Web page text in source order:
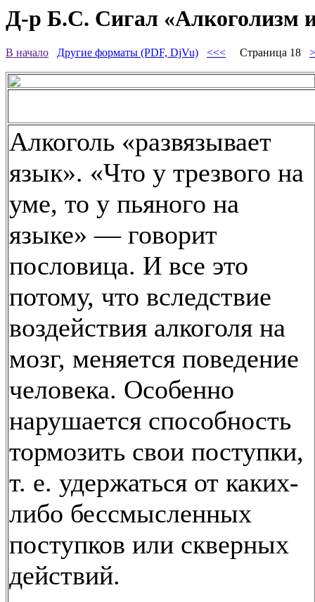
Д-р Б.С. Сигал «Алкоголизм
В начало Другие форматы (PDF, DjVu) <<< Страница 18
Алкоголь «развязывает
язык». «Что у трезвого на
уме, то у пьяного на
языке» — говорит
пословица. И все это
потому, что вследствие
воздействия алкоголя на
мозг, меняется поведение
человека. Особенно
нарушается способность
тормозить свои поступки,
т. е. удержаться от каких-
либо бессмысленных
поступков или скверных
действий.